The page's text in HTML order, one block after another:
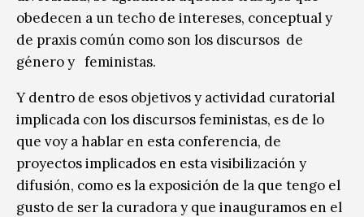
obedecen a un techo de intereses, conceptual y
de praxis común como son los discursos de
género y feministas.
Y dentro de esos objetivos y actividad curatorial
implicada con los discursos feministas, es de lo
que voy a hablar en esta conferencia, de
proyectos implicados en esta visibilización y
difusión, como es la exposición de la que tengo el
gusto de ser la curadora y que inauguramos en el